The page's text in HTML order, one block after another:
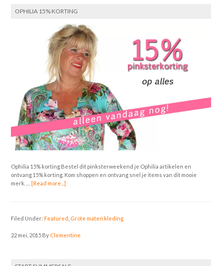
OPHILIA 15% KORTING
Ophilia 15% korting Bestel dit pinksterweekend je Ophilia artikelen en
ontvang 15% korting. Kom shoppen en ontvang snel je items van dit mooie
merk. …[Read more...]
Filed Under:Featured Grote maten kleding
22 mei, 2015 By Clementine